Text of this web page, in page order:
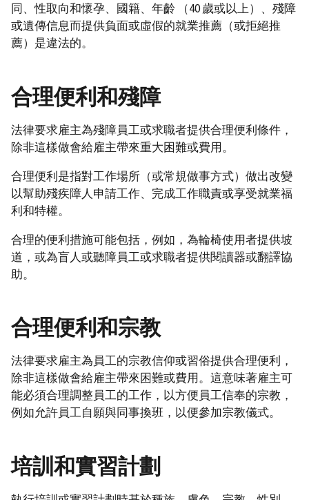
同、性取向和懷孕、國籍、年齡 （40 歲或以上）、殘障
或遺傳信息而提供負面或虛假的就業推薦（或拒絕推
薦）是違法的。
合理便利和殘障
法律要求雇主為殘障員工或求職者提供合理便利條件，
除非這樣做會給雇主帶來重大困難或費用。
合理便利是指對工作場所（或常規做事方式）做出改變
以幫助殘疾障人申請工作、完成工作職責或享受就業福
利和特權。
合理的便利措施可能包括，例如，為輪椅使用者提供坡
道，或為盲人或聽障員工或求職者提供閱讀器或翻譯協
助。
合理便利和宗教
法律要求雇主為員工的宗教信仰或習俗提供合理便利，
除非這樣做會給雇主帶來困難或費用。這意味著雇主可
能必須合理調整員工的工作，以方便員工信奉的宗教，
例如允許員工自願與同事換班，以便參加宗教儀式。
培訓和實習計劃